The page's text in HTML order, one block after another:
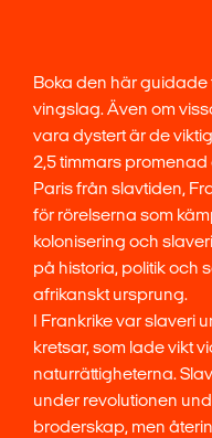
Boka den här guidade
vingslag. Även om
vara dystert är de
2,5 timmars
Paris från slavtiden,
för rörelserna som
kolonisering och
på historia, politik och
afrikanskt ursprung.
I Frankrike var slaveri
kretsar, som lade vikt
naturrättigheterna.
under revolutionen
broderskap, men